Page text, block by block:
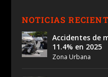
NOTICIAS
Accidentes de
11.4% en 2025
Zona Urbana